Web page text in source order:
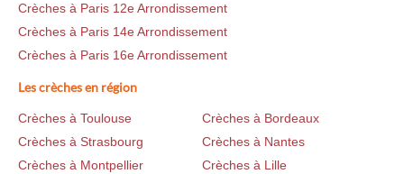
Crèches à Paris 12e Arrondissement
Crèches à Paris 14e Arrondissement
Crèches à Paris 16e Arrondissement
Les crèches en région
Crèches à Toulouse
Crèches à Bordeaux
Crèches à Strasbourg
Crèches à Nantes
Crèches à Montpellier
Crèches à Lille